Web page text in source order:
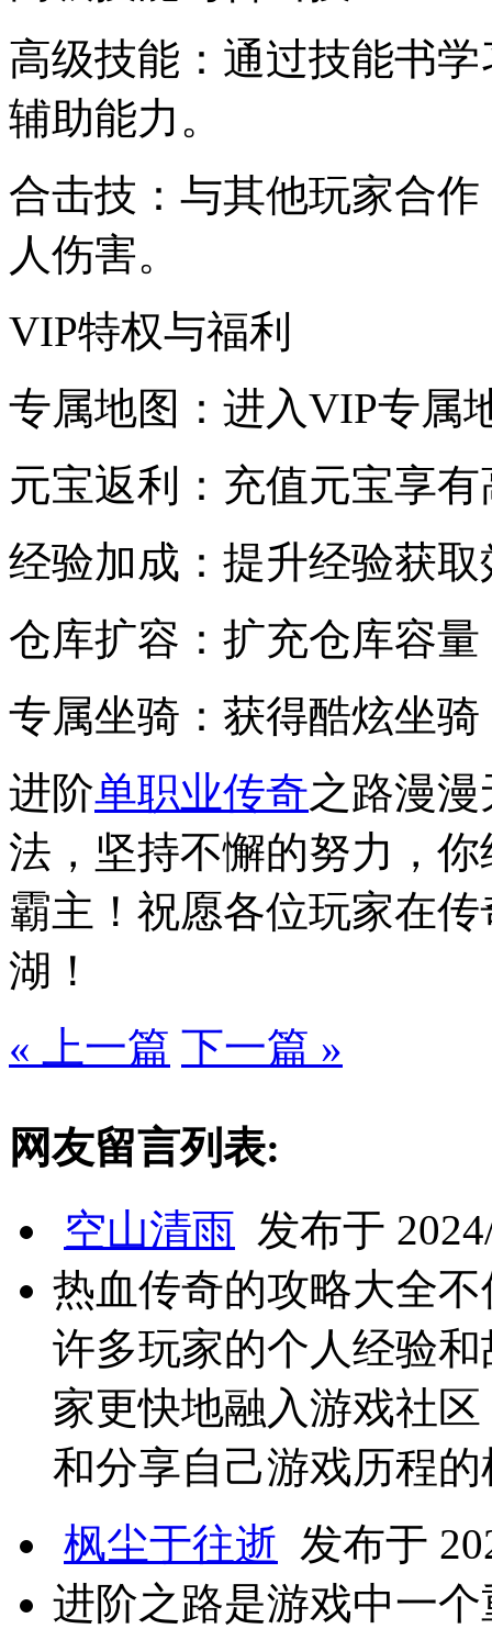
高级技能：通过技能书
辅助能力。
合击技：与其他玩家合
人伤害。
VIP特权与福利
专属地图：进入VIP专属
元宝返利：充值元宝享
经验加成：提升经验获
仓库扩容：扩充仓库容
专属坐骑：获得酷炫坐
进阶单职业传奇之路漫
法，坚持不懈的努力，
霸主！祝愿各位玩家在
湖！
« 上一篇 下一篇 »
网友留言列表:
空山清雨 发布于
热血传奇的攻略大全
许多玩家的个人经验
家更快地融入游戏社
和分享自己游戏历程
枫尘于往逝 发布于
进阶之路是游戏中一